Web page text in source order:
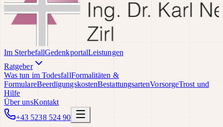
Im SterbefallGedenkportalLeistungen
Ratgeber
Was tun im TodesfallFormalitäten &
FormulareBeerdigungskostenBestattungsartenVorsorgeTrost und
Hilfe
Über unsKontakt
+43 5238 524 90